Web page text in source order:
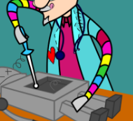
sognano di diventare un
dono giocattoli, li riparano
un'economia civile,